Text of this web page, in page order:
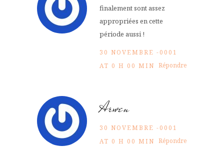
finalement sont assez
appropriées en cette
période aussi !
30 NOVEMBRE -0001
AT 0 H 00 MIN Répondre
Arwen
30 NOVEMBRE -0001
AT 0 H 00 MIN Répondre